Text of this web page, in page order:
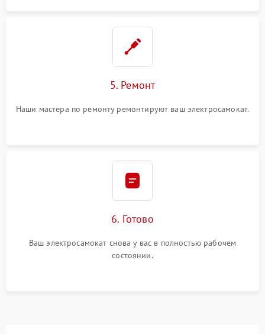
5. Ремонт
Наши мастера по ремонту ремонтируют ваш электросамокат.
6. Готово
Ваш электросамокат снова у вас в полностью рабочем
состоянии.